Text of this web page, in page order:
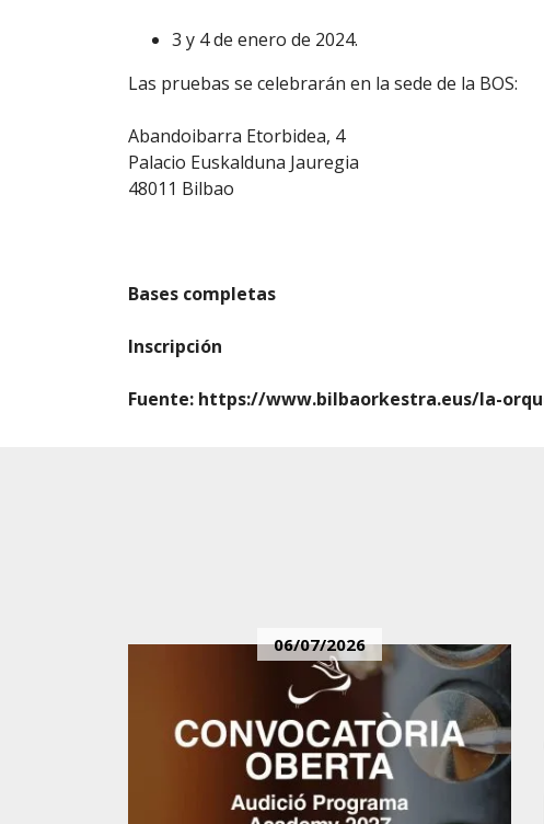
3 y 4 de enero de 2024.
Las pruebas se celebrarán en la sede de la BOS:
Abandoibarra Etorbidea, 4
Palacio Euskalduna Jauregia
48011 Bilbao
Bases completas
Inscripción
Fuente: https://www.bilbaorkestra.eus/la-
06/07/2026